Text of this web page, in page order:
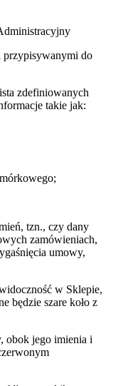
przypisywanymi do
zdefiniowanych
takie jak:
tzn., czy dany
zamówieniach,
umowy,
w Sklepie,
będzie szare koło z
obok jego imienia i